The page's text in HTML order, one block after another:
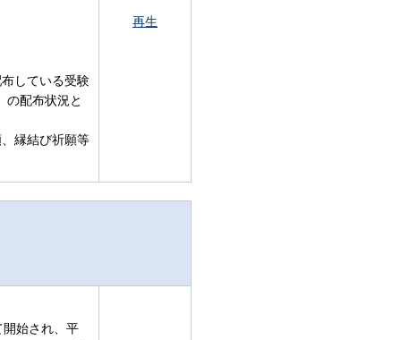
している受験
の配布状況と
縁結び祈願等
再生
始され、平